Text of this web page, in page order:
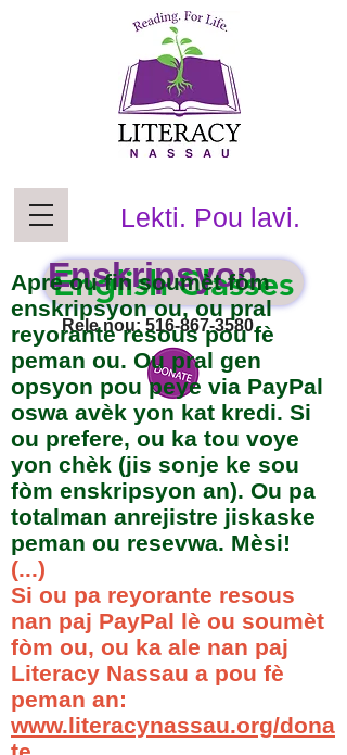
Rele nou: 516-867-3580
Lekti. Pou lavi.
English Classes
Enskripsyon
Apre ou fin soumèt fòm
enskripsyon ou, ou pral
reyorante resous pou fè
peman ou. Ou pral gen
opsyon pou peye via PayPal
oswa avèk yon kat kredi. Si
ou prefere, ou ka tou voye
yon chèk (jis sonje ke sou
fòm enskripsyon an). Ou pa
totalman anrejistre jiskaske
peman ou resevwa. Mèsi!
(...)
Si ou pa reyorante resous
nan paj PayPal lè ou soumèt
fòm ou, ou ka ale nan paj
Literacy Nassau a pou fè
peman an:
www.literacynassau.org/dona